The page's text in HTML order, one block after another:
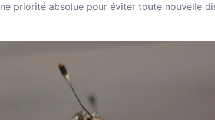
priorité absolue pour éviter toute nouvelle